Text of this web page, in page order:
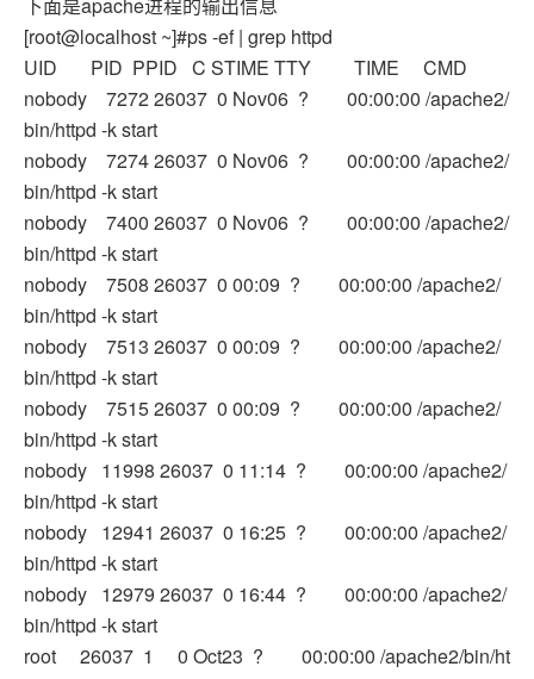
[root@localhost ~]#ps -ef | grep httpd
UID PID PPID C STIME TTY TIME CMD
nobody 7272 26037 0 Nov06 ? 00:00:00 /apache2/
bin/httpd -k start
nobody 7274 26037 0 Nov06 ? 00:00:00 /apache2/
bin/httpd -k start
nobody 7400 26037 0 Nov06 ? 00:00:00 /apache2/
bin/httpd -k start
nobody 7508 26037 0 00:09 ? 00:00:00 /apache2/
bin/httpd -k start
nobody 7513 26037 0 00:09 ? 00:00:00 /apache2/
bin/httpd -k start
nobody 7515 26037 0 00:09 ? 00:00:00 /apache2/
bin/httpd -k start
nobody 11998 26037 0 11:14 ? 00:00:00 /apache2/
bin/httpd -k start
nobody 12941 26037 0 16:25 ? 00:00:00 /apache2/
bin/httpd -k start
nobody 12979 26037 0 16:44 ? 00:00:00 /apache2/
bin/httpd -k start
root 26037 1 0 Oct23 ? 00:00:00 /apache2/bin/ht